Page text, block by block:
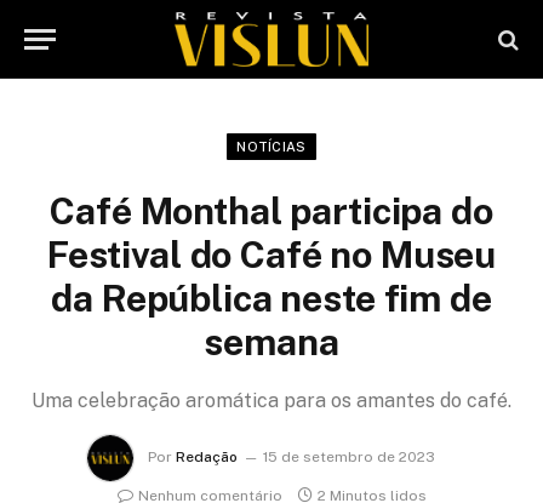
NOTÍCIAS
Café Monthal participa do
Festival do Café no Museu
da República neste fim de
semana
Uma celebração aromática para os amantes do café.
Por Redação 15 de setembro de 2023
Nenhum comentário 2 Minutos lidos